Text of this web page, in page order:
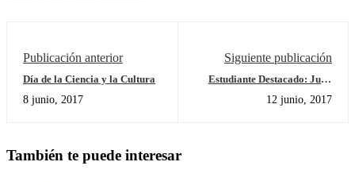
Publicación anterior
Día de la Ciencia y la Cultura
8 junio, 2017
Siguiente publicación
Estudiante Destacado: Juan
12 junio, 2017
También te puede interesar